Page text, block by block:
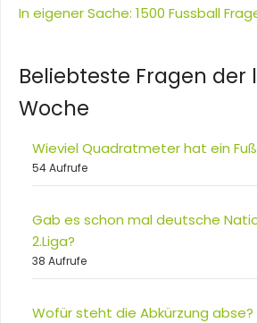
In eigener Sache: 1500 Fussball
Beliebteste Fragen der
Woche
Wieviel Quadratmeter hat ein
54 Aufrufe
Gab es schon mal deutsche
2.Liga?
38 Aufrufe
Wofür steht die Abkürzung abse?